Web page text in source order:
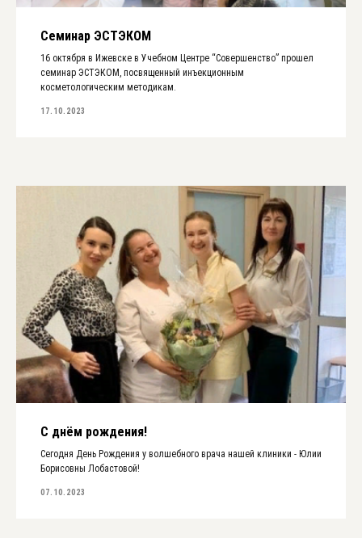
Семинар ЭСТЭКОМ
16 октября в Ижевске в Учебном Центре “Совершенство” прошел
семинар ЭСТЭКОМ, посвященный инъекционным
косметологическим методикам.
17.10.2023
С днём рождения!
Сегодня День Рождения у волшебного врача нашей клиники - Юлии
Борисовны Лобастовой!
07.10.2023